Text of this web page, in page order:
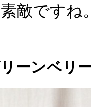
敵ですね
ーンベリ